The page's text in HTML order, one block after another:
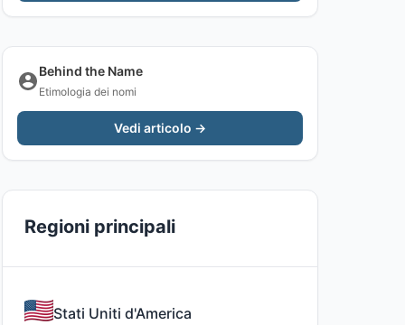
Behind the Name
Etimologia dei nomi
Vedi articolo →
Regioni principali
Stati Uniti d'America